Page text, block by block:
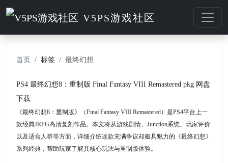
V5PS游戏社区
首页 标签 最终幻想
PS4 最终幻想8：重制版 Final Fantasy VIII Remastered pkg 网盘
下载
《最终幻想8：重制版》（Final Fantasy VIII Remastered）是PS4平台上一
款经典JRPG高清复刻作品。本文将从游戏剧情、Junction系统、玩家评价
以及适合人群等方面，详细介绍这款充满争议却极具魅力的《最终幻想》
系列经典，帮助玩家了解其核心玩法与重制版体验。